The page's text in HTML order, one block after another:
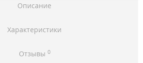
Описание
Характеристики
Отзывы 0